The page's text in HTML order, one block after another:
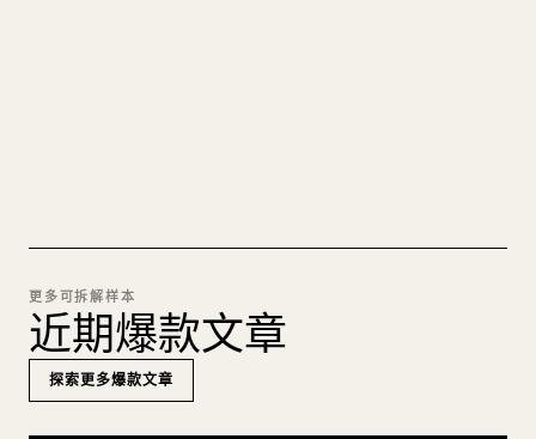
更多可拆解样本
近期爆款文章
探索更多爆款文章